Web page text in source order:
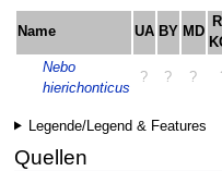
Name UA BY MD
Nebo
hierichonticus
? ? ?
Legende/Legend & Features
Quellen